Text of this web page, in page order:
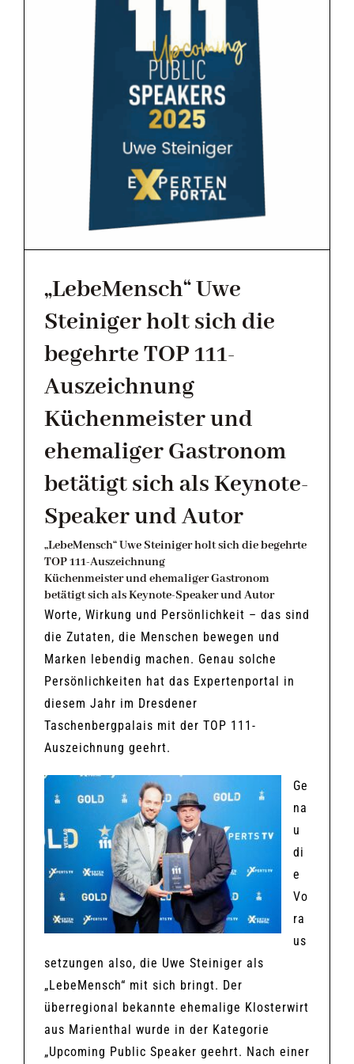
KONTAKT
„LebeMensch“ Uwe
Steiniger holt sich die
begehrte TOP 111-
Auszeichnung
Küchenmeister und
ehemaliger Gastronom
betätigt sich als Keynote-
Speaker und Autor
„LebeMensch“ Uwe Steiniger holt sich die begehrte
TOP 111-Auszeichnung
Küchenmeisterund ehemaliger Gastronom
betätigt sich als Keynote-Speaker und Autor
Worte, Wirkung und Persönlichkeit – das sind
die Zutaten, die Menschen bewegen und
Marken lebendig machen. Genau solche
Persönlichkeiten hat das Expertenportal in
diesem Jahr im Dresdener
Taschenbergpalais mit der TOP 111-
Auszeichnung geehrt.
Ge
na
u
di
e
Vo
ra
us
setzungen also, die Uwe Steiniger als
„LebeMensch“ mit sich bringt. Der
überregional bekannte ehemalige Klosterwirt
aus Marienthal wurde in der Kategorie
„Upcoming Public Speaker geehrt. Nach einer